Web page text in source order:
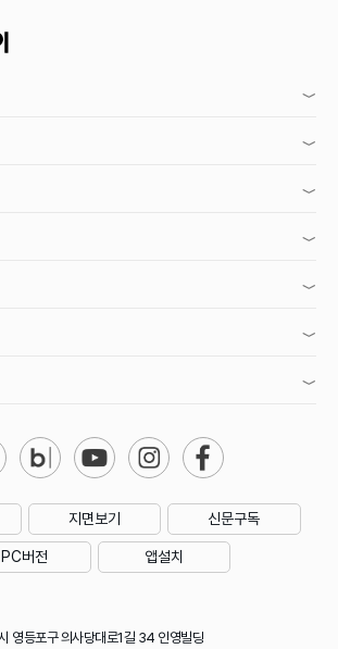
지면보기 신문구독
PC버전 앱설치
영등포구 의사당대로1길 34 인영빌딩